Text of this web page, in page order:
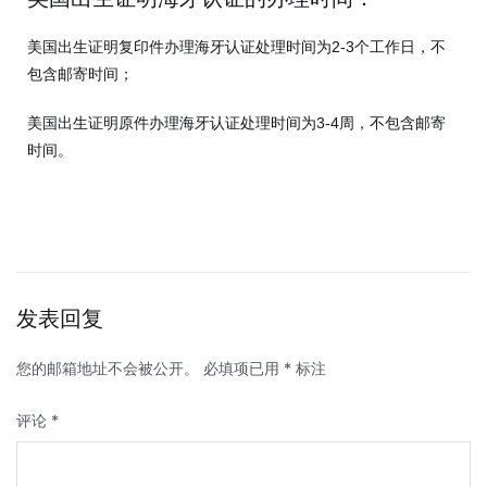
美国出生证明复印件办理海牙认证处理时间为2-3个工作日，不
包含邮寄时间；
美国出生证明原件办理海牙认证处理时间为3-4周，不包含邮寄
时间。
发表回复
您的邮箱地址不会被公开。 必填项已用 * 标注
评论 *